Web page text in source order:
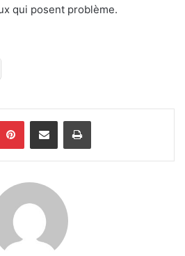
qui posent problème.
PinterestPartager par email Imprimer